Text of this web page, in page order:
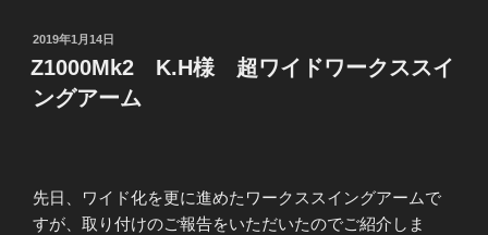
投
稿
日:
2019年1月14日
Z1000Mk2 K.H様 超ワイドワークススイ
ングアーム
先日、ワイド化を更に進めたワークススイングアームで
すが、取り付けのご報告をいただいたのでご紹介しま